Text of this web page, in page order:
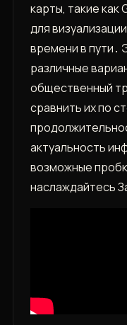
карты‚ такие как
для
времени в пути․
различные
общественный
сравнить их по
актуальность
возможные
наслаждайтесь